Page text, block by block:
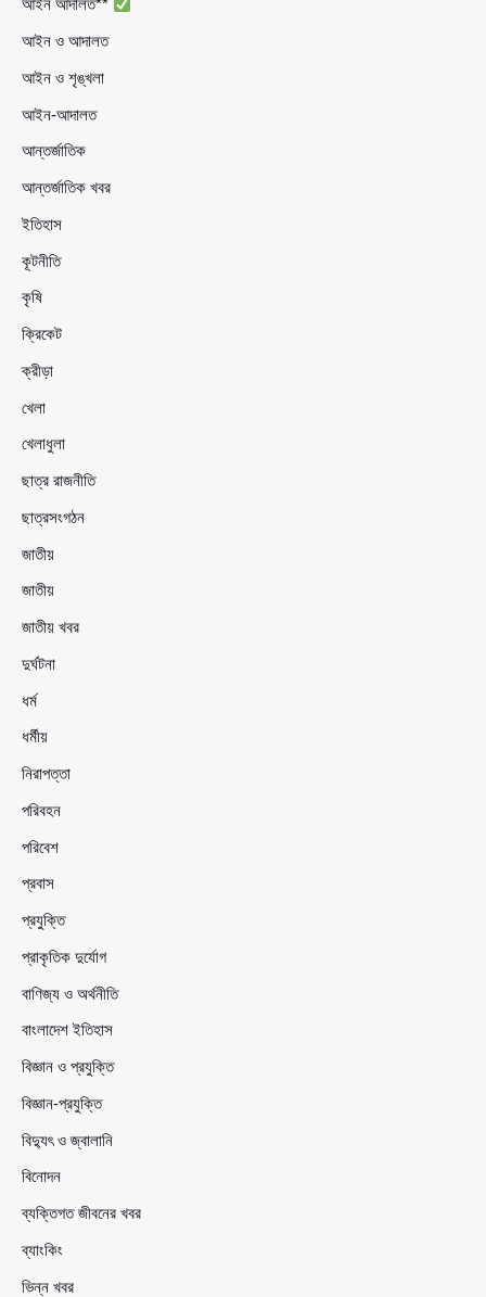
আইন আদালত**
আইন ও আদালত
আইন ও শৃঙ্খলা
আইন-আদালত
আন্তর্জাতিক
আন্তর্জাতিক খবর
ইতিহাস
কূটনীতি
কৃষি
ক্রিকেট
ক্রীড়া
খেলা
খেলাধুলা
ছাত্র রাজনীতি
ছাত্রসংগঠন
জাতীয়
জাতীয়
জাতীয় খবর
দুর্ঘটনা
ধর্ম
ধর্মীয়
নিরাপত্তা
পরিবহন
পরিবেশ
প্রবাস
প্রযুক্তি
প্রাকৃতিক দুর্যোগ
বাণিজ্য ও অর্থনীতি
বাংলাদেশ ইতিহাস
বিজ্ঞান ও প্রযুক্তি
বিজ্ঞান-প্রযুক্তি
বিদ্যুৎ ও জ্বালানি
বিনোদন
ব্যক্তিগত জীবনের খবর
ব্যাংকিং
ভিন্ন খবর